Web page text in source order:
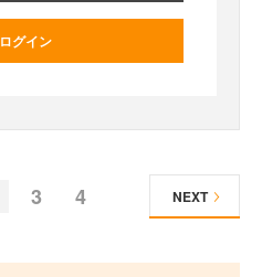
ログイン
3 4 NEXT